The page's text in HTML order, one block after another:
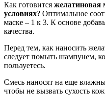
Как готовится желатиновая
условиях? Оптимальное
маске – 1 к 3. К основе
качества.
Перед тем, как наносить
следует помыть шампунем,
пользуетесь.
Смесь наносят на еще
чтобы не вызвать сухость